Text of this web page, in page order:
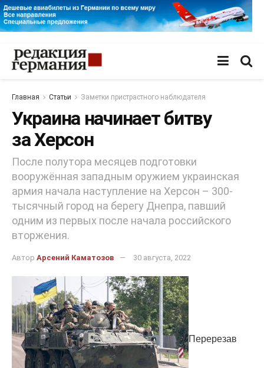
Главная Статьи Заметки пристрастного наблюдателя
Украина начинает битву
за Херсон
После полутора месяцев подготовки
вооружённая западным оружием украинская
армия начала наступление на Херсон – 300-
тысячный город на берегу Днепра, павший
одним из первых после начала российского
вторжения.
Автор Арсений Каматозов 30 августа, 2022
Перерезав